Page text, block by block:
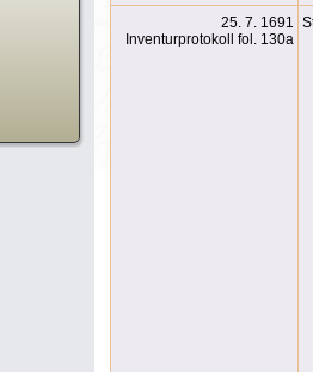
25. 7. 1691
Inventurprotokoll fol. 130a